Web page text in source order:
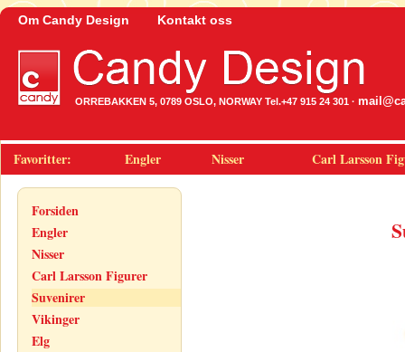
Om Candy Design Kontakt oss
ORREBAKKEN 5, 0789 OSLO, NORWAY Tel.+47 915 24 301 ·
Favoritter: Engler Nisser Carl Larsson
Forsiden
Engler
Nisser
Carl Larsson Figurer
Suvenirer
Vikinger
Elg